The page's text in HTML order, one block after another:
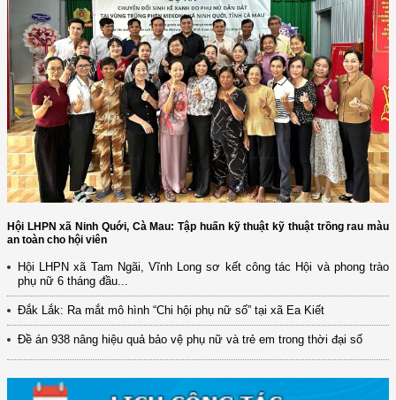
Hội LHPN xã Ninh Quới, Cà Mau: Tập huấn kỹ thuật kỹ thuật trồng rau màu
an toàn cho hội viên
Hội LHPN xã Tam Ngãi, Vĩnh Long sơ kết công tác Hội và phong trào
phụ nữ 6 tháng đầu...
Đắk Lắk: Ra mắt mô hình “Chi hội phụ nữ số” tại xã Ea Kiết
Đề án 938 nâng hiệu quả bảo vệ phụ nữ và trẻ em trong thời đại số
(12/TB-HĐKH) V/v đăng ký, đề xuất nhiệm vụ Khoa học, công nghệ và
đổi mới ...
(898/KH/ĐCT) Kế hoạch thực hiện Quyết định số 2415/QĐ-TTg ngày
(417/QĐ-BNNMT) Quyết định phê duyệt Chương trình mục tiêu quốc gia
xây dựng ...